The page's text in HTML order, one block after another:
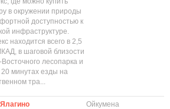
в окружении природы
доступностью к
инфраструктуре.
находится всего в 2,5
в шаговой близости
лесопарка и
20 минутах езды на
тра...
Ойкумена